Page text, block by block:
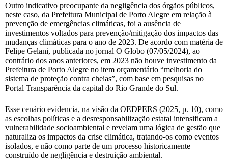
Outro indicativo preocupante da negligência dos órgãos públicos,
neste caso, da Prefeitura Municipal de Porto Alegre em relação à
prevenção de emergências climáticas, foi a ausência de
investimentos voltados para prevenção/mitigação dos impactos das
mudanças climáticas para o ano de 2023. De acordo com matéria de
Felipe Gelani, publicada no jornal O Globo (07/05/2024), ao
contrário dos anos anteriores, em 2023 não houve investimento da
Prefeitura de Porto Alegre no item orçamentário “melhoria do
sistema de proteção contra cheias”, com base em pesquisas no
Portal Transparência da capital do Rio Grande do Sul.
Esse cenário evidencia, na visão da OEDPERS (2025, p. 10), como
as escolhas políticas e a desresponsabilização estatal intensificam a
vulnerabilidade socioambiental e revelam uma lógica de gestão que
naturaliza os impactos da crise climática, tratando-os como eventos
isolados, e não como parte de um processo historicamente
construído de negligência e destruição ambiental.